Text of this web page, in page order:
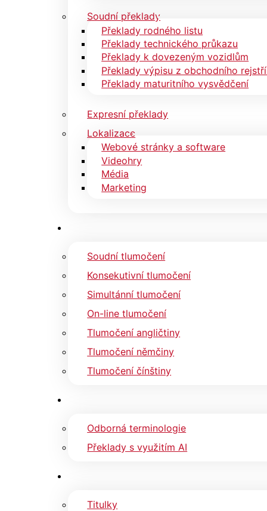
Soudní překlady
Překlady rodného listu
Překlady technického průkazu
Překlady k dovezeným vozidlům
Překlady výpisu z obchodního
Překlady maturitního vysvědčení
Expresní překlady
Lokalizace
Webové stránky a software
Videohry
Média
Marketing
Soudní tlumočení
Konsekutivní tlumočení
Simultánní tlumočení
On-line tlumočení
Tlumočení angličtiny
Tlumočení němčiny
Tlumočení čínštiny
Odborná terminologie
Překlady s využitím AI
Titulky